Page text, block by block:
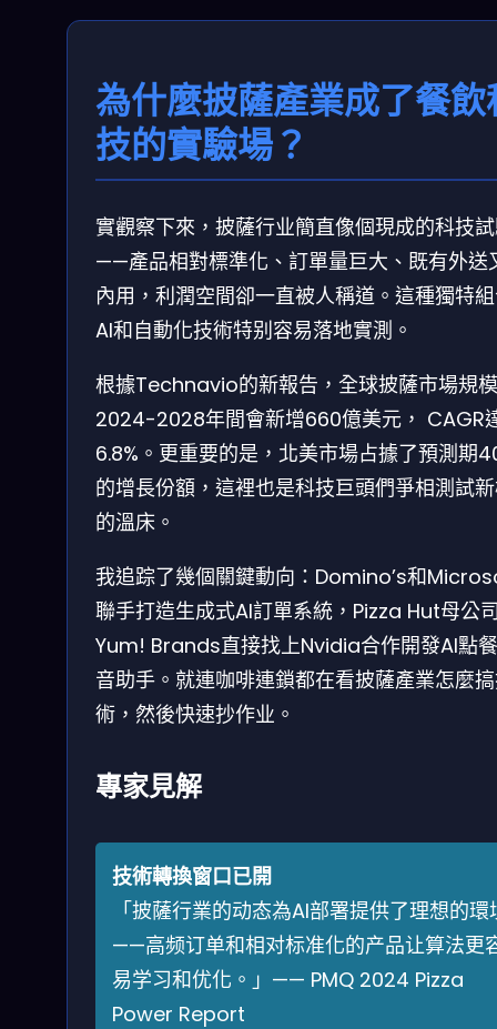
為什麼披薩產業成了餐飲
技的實驗場？
實觀察下來，披薩行业簡直像個現成的科技
——產品相對標準化、訂單量巨大、既有外送
內用，利潤空間卻一直被人稱道。這種獨特
AI和自動化技術特别容易落地實測。
根據Technavio的新報告，全球披薩市場規
2024-2028年間會新增660億美元， CAGR
6.8%。更重要的是，北美市場占據了預測期
的增長份額，這裡也是科技巨頭們爭相測試
的溫床。
我追踪了幾個關鍵動向：Domino’s和
聯手打造生成式AI訂單系統，Pizza Hut母公
Yum! Brands直接找上Nvidia合作開發AI點
音助手。就連咖啡連鎖都在看披薩產業怎麼
術，然後快速抄作业。
專家見解
技術轉換窗口已開
「披薩行業的动态為AI部署提供了理想的環
——高频订单和相对标准化的产品让算法更
易学习和优化。」—— PMQ 2024 Pizza
Power Report